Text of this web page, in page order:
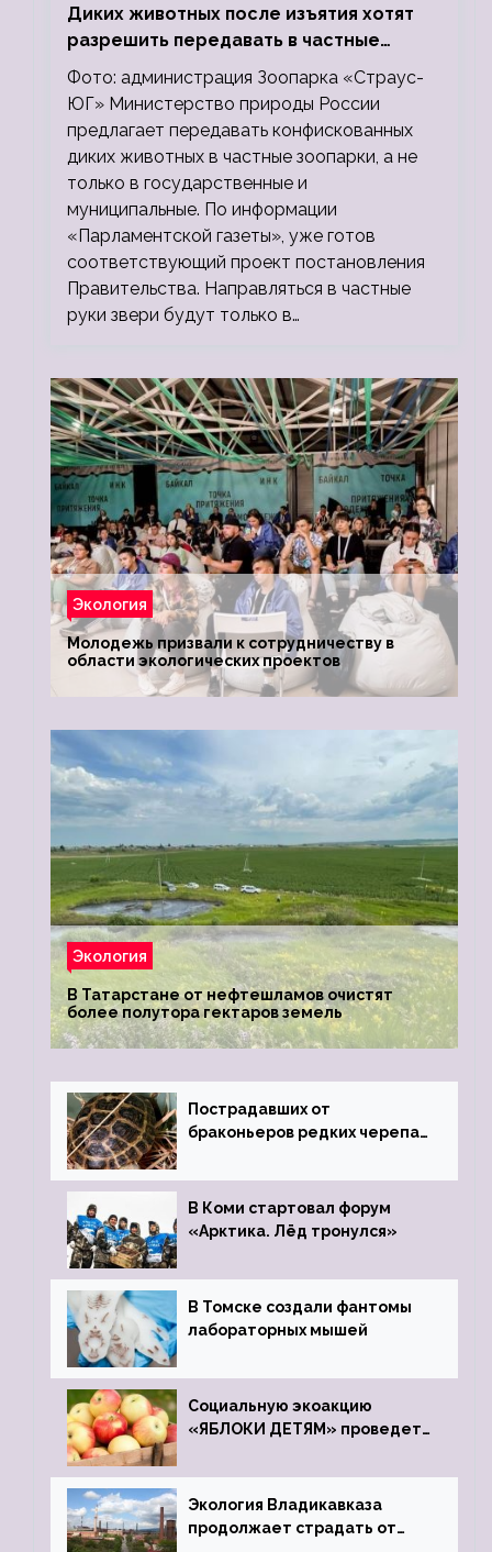
Диких животных после изъятия хотят
разрешить передавать в частные
зоопарки
Фото: администрация Зоопарка «Страус-
ЮГ» Министерство природы России
предлагает передавать конфискованных
диких животных в частные зоопарки, а не
только в государственные и
муниципальные. По информации
«Парламентской газеты», уже готов
соответствующий проект постановления
Правительства. Направляться в частные
руки звери будут только в…
Экология
Молодежь призвали к сотрудничеству в
области экологических проектов
Экология
В Татарстане от нефтешламов очистят
более полутора гектаров земель
Пострадавших от
браконьеров редких черепах
зоопарк
В Коми стартовал форум
«Арктика. Лёд тронулся»
В Томске создали фантомы
лабораторных мышей
Социальную экоакцию
«ЯБЛОКИ ДЕТЯМ» проведет
Экология Владикавказа
продолжает страдать от